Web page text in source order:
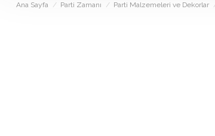
Ana Sayfa Parti Zamanı Parti Malzemeleri ve Dekorlar